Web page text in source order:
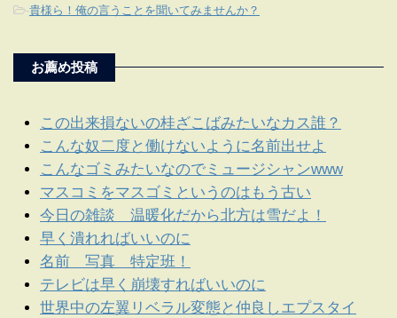
-貴様ら！俺の言うことを聞いてみませんか？
お薦め投稿
この出来損ないの桂ざこばみたいなカス誰？
こんな奴二度と働けないように名前出せよ
こんなゴミみたいなのでミュージシャンwww
マスコミをマスゴミというのはもう古い
今日の雑談 温暖化だから北方は雪だよ！
早く潰れればいいのに
名前 写真 特定班！
テレビは早く崩壊すればいいのに
世界中の左翼リベラル変態と仲良しエプスタイ